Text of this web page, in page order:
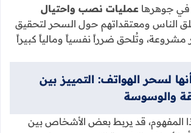
في جوهرها عمليات نصب واحتيال
الناس ومعتقداتهم حول السحر لتحقيق
وتُلحق ضرراً نفسياً ومالياً كبيراً
لسحر الهواتف: التمييز بين
والوسوسة
المفهوم، قد يربط بعض الأشخاص بين